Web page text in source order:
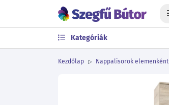
Kategóriák
Kezdőlap Nappalisorok elemenként